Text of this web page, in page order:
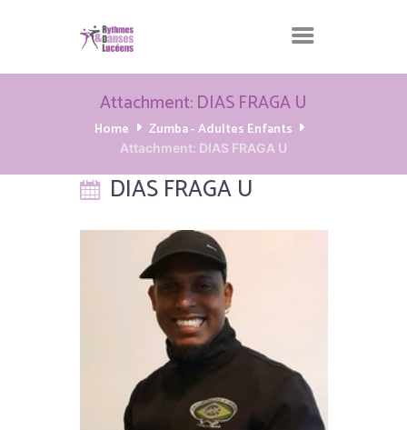
Attachment: DIAS FRAGA U
Home Zumba - Adultes Enfants
Attachment: DIAS FRAGA U
DIAS FRAGA U